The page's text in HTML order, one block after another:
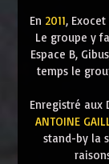
En 2011,
Le groupe y
Espace B,
temps le
Enregistré
ANTOINE
stand-by la